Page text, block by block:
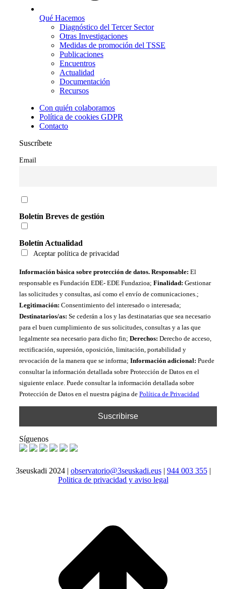
Qué Hacemos
Diagnóstico del Tercer Sector
Otras Investigaciones
Medidas de promoción del TSSE
Publicaciones
Encuentros
Actualidad
Documentación
Recursos
Con quién colaboramos
Política de cookies GDPR
Contacto
Suscríbete
Email
Boletín Breves de gestión
Boletín Actualidad
Aceptar política de privacidad
Información básica sobre protección de datos. Responsable: El
responsable es Fundación EDE- EDE Fundazioa; Finalidad: Gestionar
las solicitudes y consultas, así como el envío de comunicaciones.;
Legitimación: Consentimiento del interesado o interesada;
Destinatarios/as: Se cederán a los y las destinatarias que sea necesario
para el buen cumplimiento de sus solicitudes, consultas y a las que
legalmente sea necesario para dicho fin; Derechos: Derecho de acceso,
rectificación, supresión, oposición, limitación, portabilidad y
revocación de la manera que se informa; Información adicional: Puede
consultar la información detallada sobre Protección de Datos en el
siguiente enlace. Puede consultar la información detallada sobre
Protección de Datos en el nuestra página de Política de Privacidad
Síguenos
3seuskadi 2024 | observatorio@3seuskadi.eus| 944 003 355|
Politica de privacidad y aviso legal